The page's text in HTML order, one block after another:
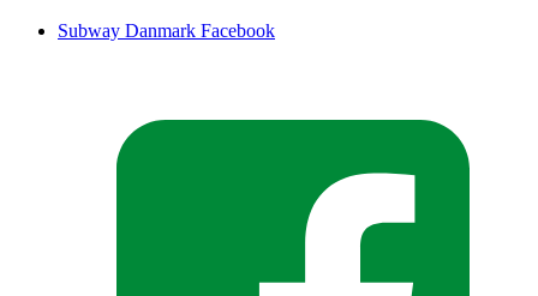
Subway Danmark Facebook